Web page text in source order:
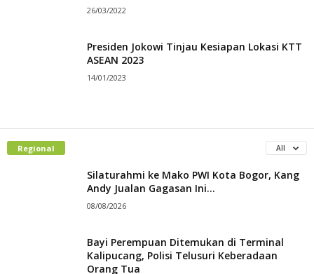
26/03/2022
Presiden Jokowi Tinjau Kesiapan Lokasi KTT
ASEAN 2023
14/01/2023
Regional All
Silaturahmi ke Mako PWI Kota Bogor, Kang
Andy Jualan Gagasan Ini...
08/08/2026
Bayi Perempuan Ditemukan di Terminal
Kalipucang, Polisi Telusuri Keberadaan
Orang Tua